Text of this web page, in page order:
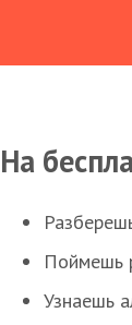
На
Поймешь
Узнаешь